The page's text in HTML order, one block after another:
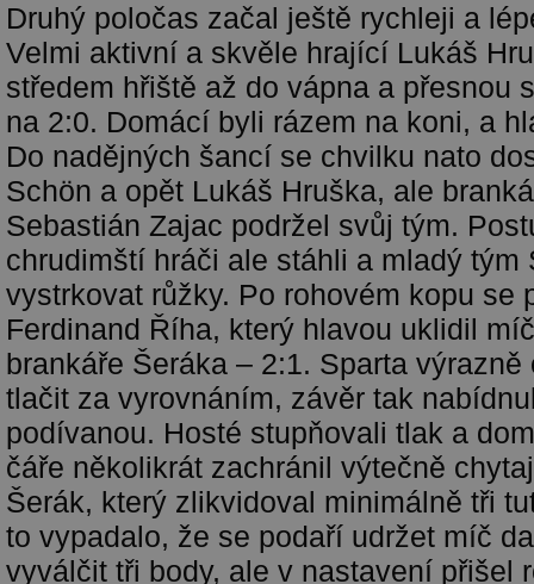
Druhý poločas začal ještě rychleji a
Velmi aktivní a skvěle hrající Lukáš
středem hřiště až do vápna a přesnou
na 2:0. Domácí byli rázem na koni, a
Do nadějných šancí se chvilku nato
Schön a opět Lukáš Hruška, ale
Sebastián Zajac podržel svůj tým.
chrudimští hráči ale stáhli a mladý tým
vystrkovat růžky. Po rohovém kopu se
Ferdinand Říha, který hlavou uklidil
brankáře Šeráka – 2:1. Sparta
tlačit za vyrovnáním, závěr tak
podívanou. Hosté stupňovali tlak a
čáře několikrát zachránil výtečně
Šerák, který zlikvidoval minimálně tři
to vypadalo, že se podaří udržet míč
vyválčit tři body, ale v nastavení přišel